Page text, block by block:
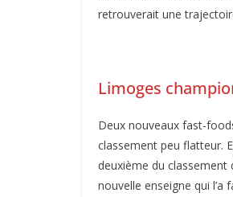
retrouverait une
Limoges
Deux nouveaux fast-
classement peu flatteur.
deuxième du classement
nouvelle enseigne qui l’a